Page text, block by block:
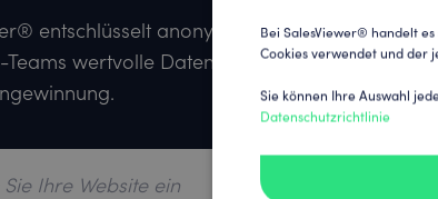
entschlüsselt anonyme Website-Besucher
Teams wertvolle Daten zur Lead- und
Besucher entschlüsseln
Bei SalesViewer® handelt
Cookies verwendet und der
Sie können Ihre Auswahl
Datenschutzrichtlinie